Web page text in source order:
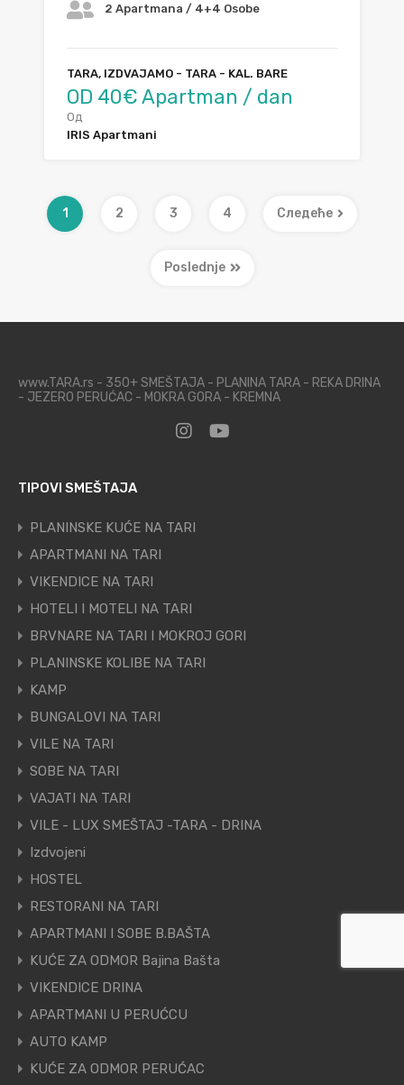
2 Apartmana / 4+4 Osobe
TARA, IZDVAJAMO - TARA - KAL. BARE
OD 40€ Apartman / dan
Од
IRIS Apartmani
1 2 3 4 Следеће
Poslednje
www.TARA.rs - 350+ SMEŠTAJA - PLANINA TARA - REKA DRINA
- JEZERO PERUĆAC - MOKRA GORA - KREMNA
TIPOVI SMEŠTAJA
PLANINSKE KUĆE NA TARI
APARTMANI NA TARI
VIKENDICE NA TARI
HOTELI I MOTELI NA TARI
BRVNARE NA TARI I MOKROJ GORI
PLANINSKE KOLIBE NA TARI
KAMP
BUNGALOVI NA TARI
VILE NA TARI
SOBE NA TARI
VAJATI NA TARI
VILE - LUX SMEŠTAJ -TARA - DRINA
Izdvojeni
HOSTEL
RESTORANI NA TARI
APARTMANI I SOBE B.BAŠTA
KUĆE ZA ODMOR Bajina Bašta
VIKENDICE DRINA
APARTMANI U PERUĆCU
AUTO KAMP
KUĆE ZA ODMOR PERUĆAC